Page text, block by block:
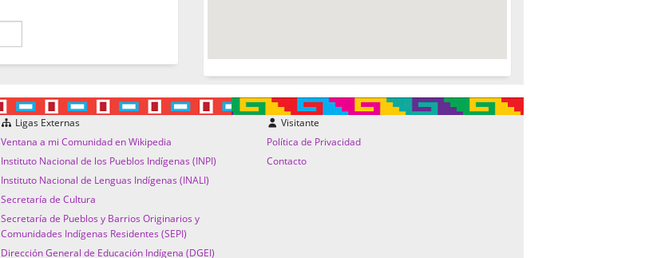
Ligas Externas
Ventana a mi Comunidad en Wikipedia
Instituto Nacional de los Pueblos Indígenas (INPI)
Instituto Nacional de Lenguas Indígenas (INALI)
Secretaría de Cultura
Secretaría de Pueblos y Barrios Originarios y
Comunidades Indígenas Residentes (SEPI)
Dirección General de Educación Indígena (DGEI)
Visitante
Política de Privacidad
Contacto